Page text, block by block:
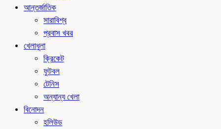
আন্তর্জাতিক
সারাবিশ্ব
প্রবাস খবর
খেলাধুলা
ক্রিকেট
ফুটবল
টেনিস
অন্যান্য খেলা
বিনোদন
হলিউড